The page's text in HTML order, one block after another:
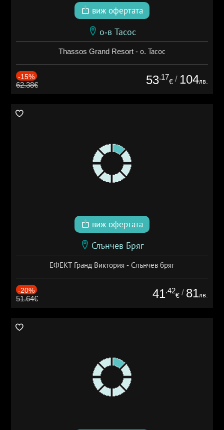
виж офертата
о-в Тасос
Thassos Grand Resort - о. Тасос
-15%
62.38€ 53.17
€ / 104лв.
виж офертата
Слънчев Бряг
ЕФЕКТ Гранд Виктория - Слънчев бряг
-20%
51.64€ 41.42
€ / 81лв.